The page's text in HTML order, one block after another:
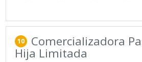
10 Comercializadora
Hija Limitada